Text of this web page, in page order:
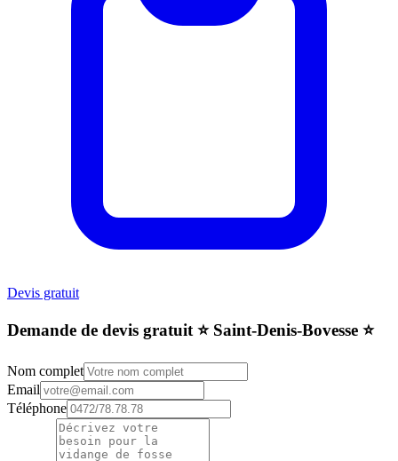
Devis gratuit
Demande de devis gratuit ⭐️ Saint-Denis-Bovesse ⭐️
Nom complet
Email
Téléphone